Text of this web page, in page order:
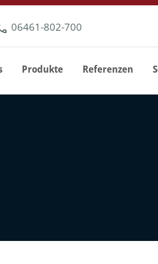
06461-802-700
Produkte Referenzen